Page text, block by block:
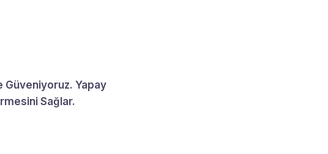
Güveniyoruz. Yapay
Sağlar.